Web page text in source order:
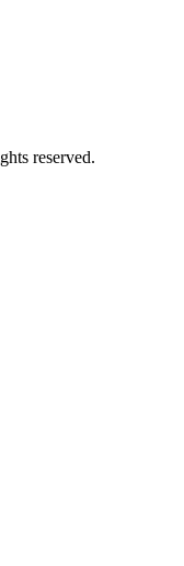
reserved.